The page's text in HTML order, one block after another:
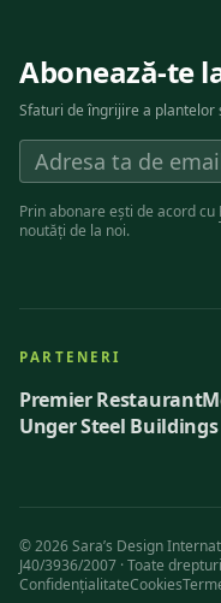
Abonează-te
Sfaturi de îngrijire a plantelor
Prin abonare ești de acord cu
noutăți de la noi.
PARTENERI
Premier Restaurant
Unger Steel Buildings
©2026Sara’s Design
J40/3936/2007 ·Toate
ConfidențialitateCookies